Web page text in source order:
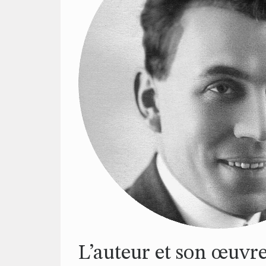
L’auteur et son